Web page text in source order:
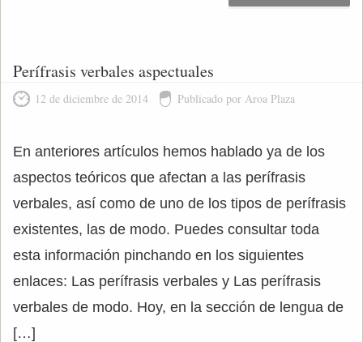
Perífrasis verbales aspectuales
12 de diciembre de 2014 Publicado por Aroa Plaza
En anteriores artículos hemos hablado ya de los
aspectos teóricos que afectan a las perífrasis
verbales, así como de uno de los tipos de perífrasis
existentes, las de modo. Puedes consultar toda
esta información pinchando en los siguientes
enlaces: Las perífrasis verbales y Las perífrasis
verbales de modo. Hoy, en la sección de lengua de
[…]